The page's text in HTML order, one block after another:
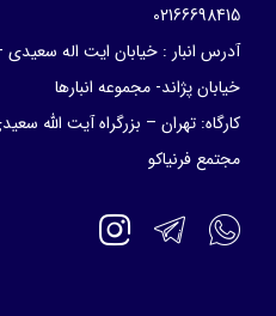
02166698415
آدرس انبار : خیابان ایت اله
خیابان پژاند- مجموعه انبارها
کارگاه: تهران – بزرگراه آیت الله
مجتمع فرنیاکو